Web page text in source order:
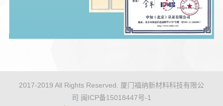
2017-2019 All Rights Reserved. 厦门福纳新材料科技有限公
司 闽ICP备15018447号-1